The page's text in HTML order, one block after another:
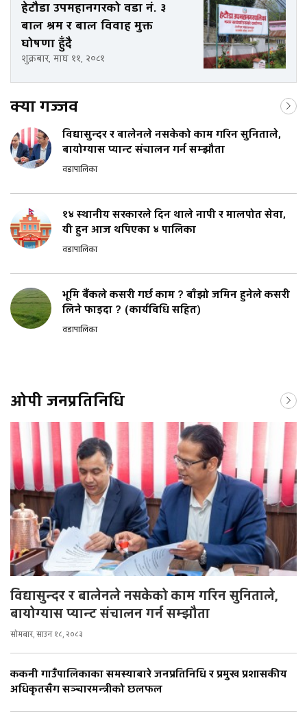
हेटौडा उपमहानगरको वडा नं. ३
बाल श्रम र बाल विवाह मुक्त
घोषणा हुँदै
शुक्रबार, माघ ११, २०८१
क्या गज्जव
विद्यासुन्दर र बालेनले नसकेको काम गरिन सुनिताले,
बायोग्यास प्यान्ट संचालन गर्न सम्झौता
वडापालिका
१४ स्थानीय सरकारले दिन थाले नापी र मालपोत सेवा,
यी हुन आज थपिएका ४ पालिका
वडापालिका
भूमि बैंकले कसरी गर्छ काम ? बाँझो जमिन हुनेले कसरी
लिने फाइदा ? (कार्यविधि सहित)
वडापालिका
ओपी जनप्रतिनिधि
विद्यासुन्दर र बालेनले नसकेको काम गरिन सुनिताले,
बायोग्यास प्यान्ट संचालन गर्न सम्झौता
सोमबार, साउन १८, २०८३
ककनी गाउँपालिकाका समस्याबारे जनप्रतिनिधि र प्रमुख प्रशासकीय
अधिकृतसँग सञ्चारमन्त्रीको छलफल